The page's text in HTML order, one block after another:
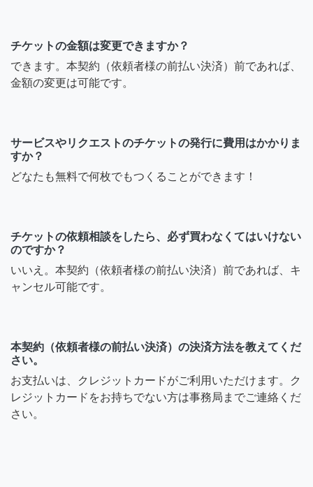
チケットの金額は変更できますか？
できます。本契約（依頼者様の前払い決済）前であれば、
金額の変更は可能です。
サービスやリクエストのチケットの発行に費用はかかりま
すか？
どなたも無料で何枚でもつくることができます！
チケットの依頼相談をしたら、必ず買わなくてはいけない
のですか？
いいえ。本契約（依頼者様の前払い決済）前であれば、キ
ャンセル可能です。
本契約（依頼者様の前払い決済）の決済方法を教えてくだ
さい。
お支払いは、クレジットカードがご利用いただけます。ク
レジットカードをお持ちでない方は事務局までご連絡くだ
さい。